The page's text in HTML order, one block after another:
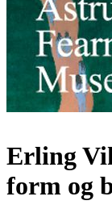
Erling
form og